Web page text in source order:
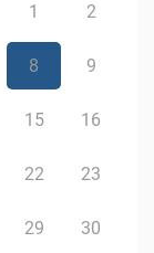
1 2
8 9
15 16
22 23
29 30